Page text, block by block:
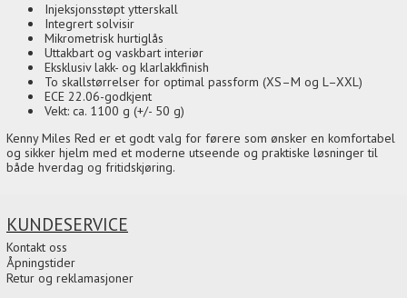
Injeksjonsstøpt ytterskall
Integrert solvisir
Mikrometrisk hurtiglås
Uttakbart og vaskbart interiør
Eksklusiv lakk- og klarlakkfinish
To skallstørrelser for optimal passform (XS–M og L–XXL)
ECE 22.06-godkjent
Vekt: ca. 1100 g (+/- 50 g)
Kenny Miles Red er et godt valg for førere som ønsker en komfortabel
og sikker hjelm med et moderne utseende og praktiske løsninger til
både hverdag og fritidskjøring.
KUNDESERVICE
Kontakt oss
Åpningstider
Retur og reklamasjoner